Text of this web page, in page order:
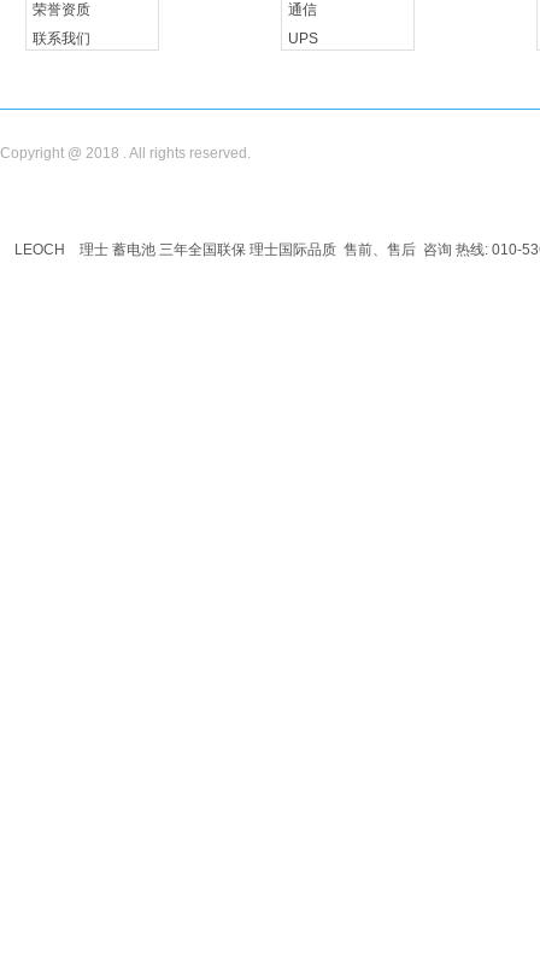
荣誉资质
联系我们
通信
UPS
Copyright @ 2018 . All rights reserved.
LEOCH理士 蓄电池 三年全国联保 理士国际品质 售前、售后 咨询 热线: 010-